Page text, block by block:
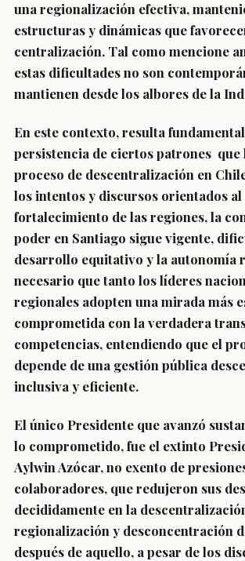
una regionalización efectiva,
estructuras y dinámicas que
centralización. Tal como mencione
estas dificultades no son
mantienen desde los albores de la
En este contexto, resulta
persistencia de ciertos patrones que
proceso de descentralización en
los intentos y discursos orientados al
fortalecimiento de las regiones, la
poder en Santiago sigue vigente,
desarrollo equitativo y la autonomía
necesario que tanto los líderes
regionales adopten una mirada más
comprometida con la verdadera
competencias, entendiendo que el
depende de una gestión pública
inclusiva y eficiente.
El único Presidente que avanzó
lo comprometido, fue el extinto
Aylwin Azócar, no exento de
colaboradores, que redujeron sus
decididamente en la
regionalización y desconcentración
después de aquello, a pesar de los